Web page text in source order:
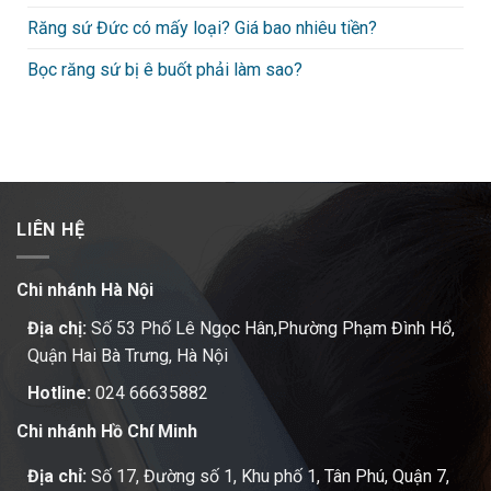
Răng sứ Đức có mấy loại? Giá bao nhiêu tiền?
Bọc răng sứ bị ê buốt phải làm sao?
LIÊN HỆ
Chi nhánh Hà Nội
Địa chị: Số 53 Phố Lê Ngọc Hân,Phường Phạm Đình Hổ,
Quận Hai Bà Trưng, Hà Nội
Hotline: 024 66635882
Chi nhánh Hồ Chí Minh
Địa chỉ: Số 17, Đường số 1, Khu phố 1, Tân Phú, Quận 7,